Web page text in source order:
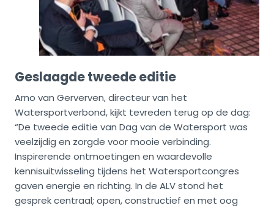
Geslaagde tweede editie
Arno van Gerverven, directeur van het
Watersportverbond, kijkt tevreden terug op de dag:
“De tweede editie van Dag van de Watersport was
veelzijdig en zorgde voor mooie verbinding.
Inspirerende ontmoetingen en waardevolle
kennisuitwisseling tijdens het Watersportcongres
gaven energie en richting. In de ALV stond het
gesprek centraal; open, constructief en met oog